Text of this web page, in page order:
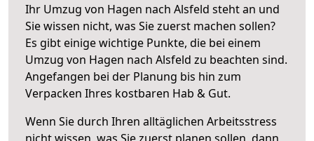
Ihr Umzug von Hagen nach Alsfeld steht an und
Sie wissen nicht, was Sie zuerst machen sollen?
Es gibt einige wichtige Punkte, die bei einem
Umzug von Hagen nach Alsfeld zu beachten sind.
Angefangen bei der Planung bis hin zum
Verpacken Ihres kostbaren Hab & Gut.
Wenn Sie durch Ihren alltäglichen Arbeitsstress